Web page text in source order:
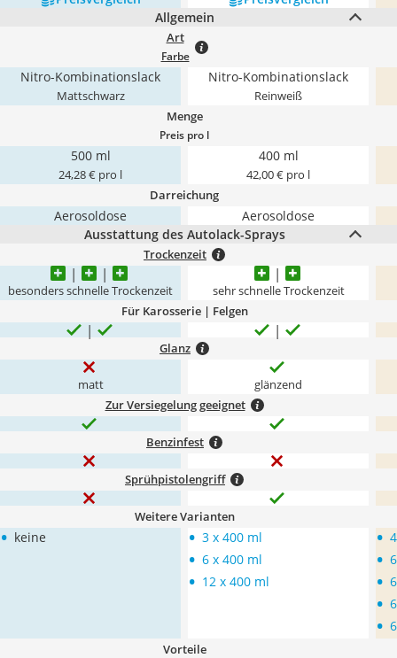
Allgemein
Art
Farbe
Nitro-Kombinationslack
Mattschwarz
Nitro-Kombinationslack
Reinweiß
Menge
Preis pro l
500 ml
24,28 € pro l
400 ml
42,00 € pro l
Darreichung
Aerosoldose
Aerosoldose
Ausstattung des Autolack-Sprays
Trockenzeit
besonders schnelle Trockenzeit sehr schnelle Trockenzeit
Für Karosserie | Felgen
Glanz
matt glänzend
Zur Versiegelung geeignet
Benzinfest
Sprühpistolengriff
Weitere Varianten
• keine • 3 x 400 ml
• 6 x 400 ml
• 12 x 400 ml
•
•
•
•
•
Vorteile